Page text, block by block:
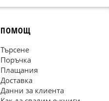
ПОМОЩ
Търсене
Поръчка
Плащания
Доставка
Данни за клиента